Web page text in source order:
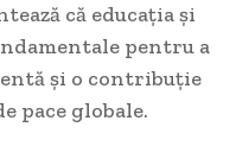
că educația și
pentru a
și o contribuție
pace globale.